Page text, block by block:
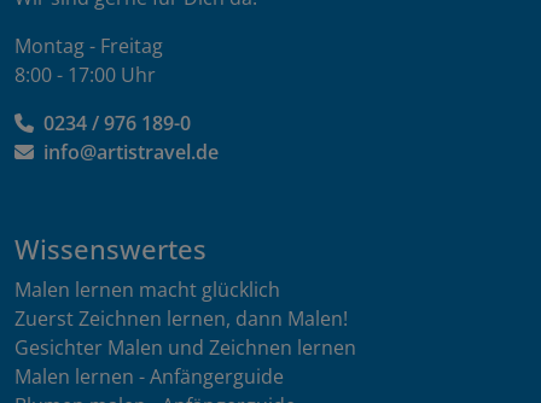
Montag - Freitag
8:00 - 17:00 Uhr
0234 / 976 189-0
info@artistravel.de
Wissenswertes
Malen lernen macht glücklich
Zuerst Zeichnen lernen, dann Malen!
Gesichter Malen und Zeichnen lernen
Malen lernen - Anfängerguide